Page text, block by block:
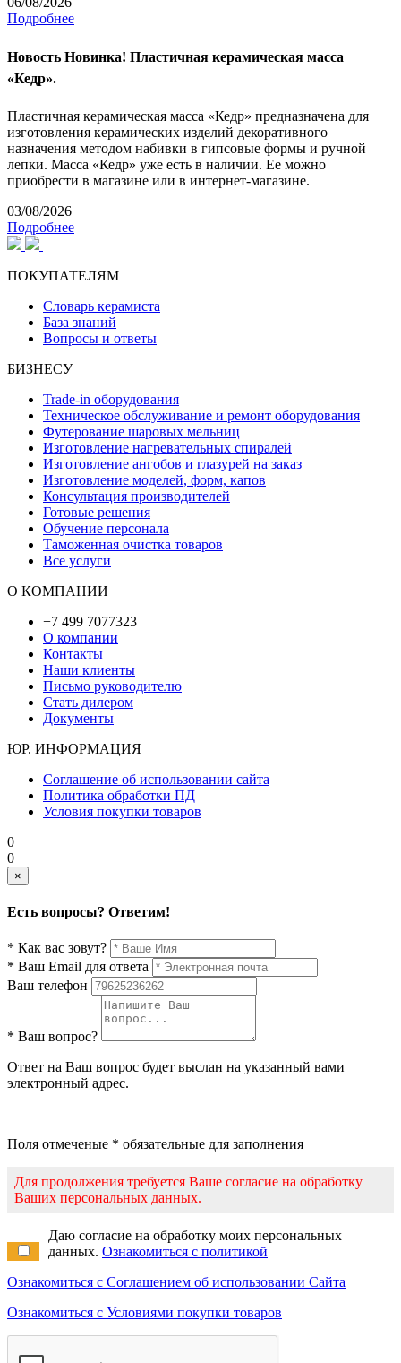
Подробнее
Новость Новинка! Пластичная керамическая масса
«Кедр».
Пластичная керамическая масса «Кедр» предназначена для
изготовления керамических изделий декоративного
назначения методом набивки в гипсовые формы и ручной
лепки. Масса «Кедр» уже есть в наличии. Ее можно
приобрести в магазине или в интернет-магазине.
03/08/2026
Подробнее
ПОКУПАТЕЛЯМ
Словарь керамиста
База знаний
Вопросы и ответы
БИЗНЕСУ
Trade-in оборудования
Техническое обслуживание и ремонт оборудования
Футерование шаровых мельниц
Изготовление нагревательных спиралей
Изготовление ангобов и глазурей на заказ
Изготовление моделей, форм, капов
Консультация производителей
Готовые решения
Обучение персонала
Таможенная очистка товаров
Все услуги
О КОМПАНИИ
+7 499 7077323
О компании
Контакты
Наши клиенты
Письмо руководителю
Стать дилером
Документы
ЮР. ИНФОРМАЦИЯ
Соглашение об использовании сайта
Политика обработки ПД
Условия покупки товаров
0
0
×
Есть вопросы? Ответим!
* Как вас зовут?
* Ваш Email для ответа
Ваш телефон
* Ваш вопрос?
Ответ на Ваш вопрос будет выслан на указанный вами
электронный адрес.
Поля отмеченые * обязательные для заполнения
Для продолжения требуется Ваше согласие на обработку
Ваших персональных данных.
Даю согласие на обработку моих персональных
данных. Ознакомиться с политикой
Ознакомиться с Соглашением об использовании Сайта
Ознакомиться с Условиями покупки товаров